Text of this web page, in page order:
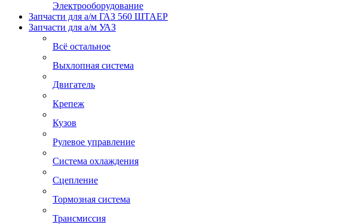
Электрооборудование
Запчасти для а/м ГАЗ 560 ШТАЕР
Запчасти для а/м УАЗ
Всё остальное
Выхлопная система
Двигатель
Крепеж
Кузов
Рулевое управление
Система охлаждения
Сцепление
Тормозная система
Трансмиссия